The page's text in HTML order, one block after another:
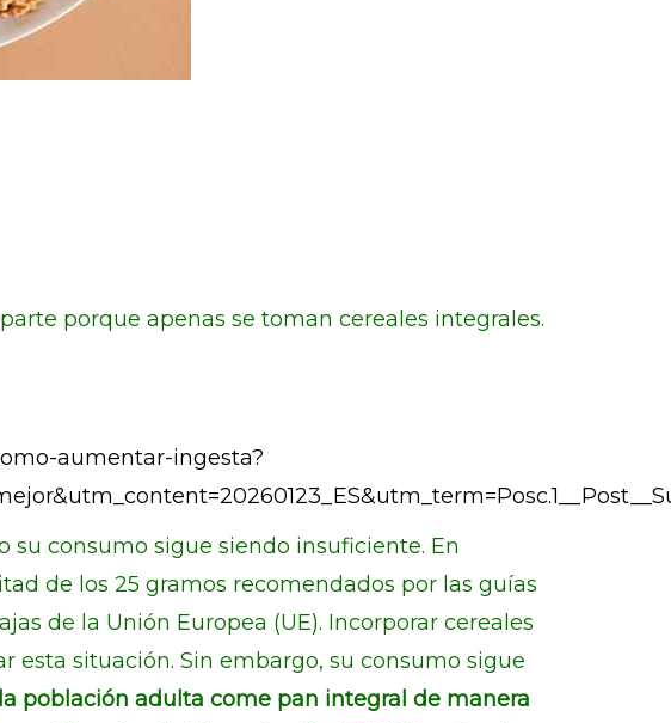
porque apenas se toman cereales integrales.
aumentar-ingesta?
su consumo sigue siendo insuficiente. En
de los 25 gramos recomendados por las guías
de la Unión Europea (UE). Incorporar cereales
esta situación. Sin embargo, su consumo sigue
la población adulta come pan integral de manera